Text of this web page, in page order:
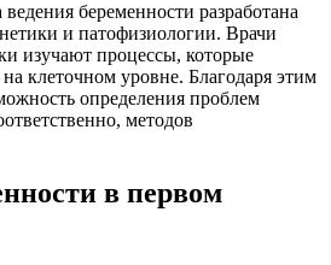
беременности разработана
и патофизиологии. Врачи
изучают процессы, которые
клеточном уровне. Благодаря этим
определения проблем
методов
в первом